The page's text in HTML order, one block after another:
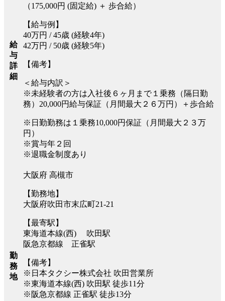
給
与
詳
細
（175,000円 (固定給) ＋ 歩合給）
【給与例】
40万円 / 45歳 (経験4年)
42万円 / 50歳 (経験5年)
【備考】
＜給与内訳＞
※未経験者の方は入社後６ヶ月まで１乗務（隔日勤
務）20,000円給与保証（月間最大２６万円）＋歩合給
※日勤勤務は１乗務10,000円保証（月間最大２３万
円）
※賞与年２回
※退職金制度あり
勤
務
地
大阪府 高槻市
【勤務地】
大阪府吹田市末広町21-21
【最寄駅】
東海道本線(西) 吹田駅
阪急京都線 正雀駅
【備考】
※日本タクシー株式会社 吹田営業所
※東海道本線(西) 吹田駅 徒歩11分
※阪急京都線 正雀駅 徒歩13分